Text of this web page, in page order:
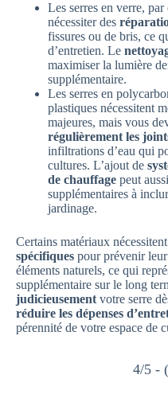
Les serres en verre,
nécessiter des
fissures ou de bris, ce
d’entretien. Le
maximiser la lumière
supplémentaire.
Les serres en
plastiques nécessitent
majeures, mais vous
régulièrement les
infiltrations d’eau qui
cultures. L’ajout de
de chauffage peut
supplémentaires à
jardinage.
Certains matériaux
spécifiques pour prévenir
éléments naturels, ce qui
supplémentaire sur le long
judicieusement votre serre
réduire les dépenses
pérennité de votre espace de
4/5 -